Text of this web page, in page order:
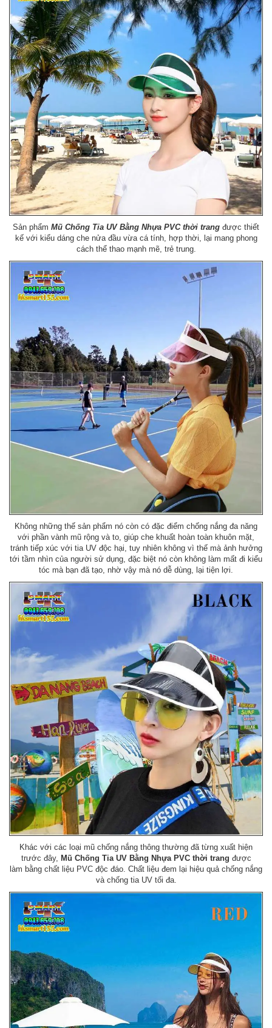
Sản phẩm Mũ Chống Tia UV Bằng Nhựa PVC thời trang được thiết
kế với kiểu dáng che nửa đầu vừa cá tính, hợp thời, lại mang phong
cách thể thao mạnh mẽ, trẻ trung.
Không những thế sản phẩm nó còn có đặc điểm chống nắng đa năng
với phần vành mũ rộng và to, giúp che khuất hoàn toàn khuôn mặt,
tránh tiếp xúc với tia UV độc hại, tuy nhiên không vì thế mà ảnh hưởng
tới tầm nhìn của người sử dụng, đặc biệt nó còn không làm mất đi kiểu
tóc mà bạn đã tạo, nhờ vậy mà nó dễ dùng, lại tiện lợi.
Khác với các loại mũ chống nắng thông thường đã từng xuất hiện
trước đây, Mũ Chống Tia UV Bằng Nhựa PVC thời trang được
làm bằng chất liệu PVC độc đáo. Chất liệu đem lại hiệu quả chống nắng
và chống tia UV tối đa.